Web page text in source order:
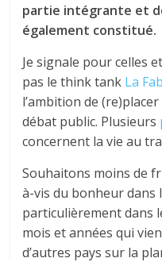
partie intégrante et
également constitué.
Je signale pour celles
pas le think tank La
l’ambition de
débat public. Plusieurs
concernent la vie au
Souhaitons moins de
à-vis du bonheur dans
particulièrement dans
mois et années qui
d’autres pays sur la